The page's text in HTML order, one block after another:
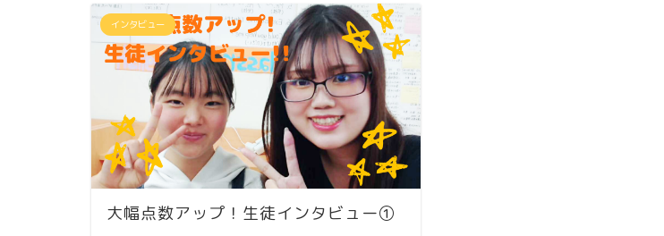
インタビュー
大幅点数アップ！生徒インタビュー①